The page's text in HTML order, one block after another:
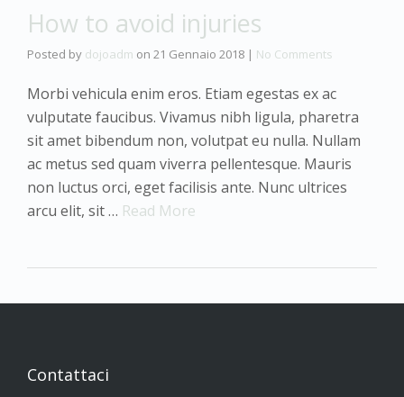
How to avoid injuries
Posted by dojoadm on 21 Gennaio 2018 | No Comments
Morbi vehicula enim eros. Etiam egestas ex ac
vulputate faucibus. Vivamus nibh ligula, pharetra
sit amet bibendum non, volutpat eu nulla. Nullam
ac metus sed quam viverra pellentesque. Mauris
non luctus orci, eget facilisis ante. Nunc ultrices
arcu elit, sit … Read More
Contattaci